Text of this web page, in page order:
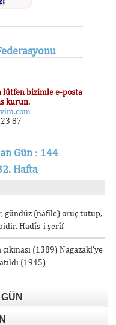
lütfen bizimle e-posta
kurun.
87
Gün : 144
Hafta
gündüz (nâfile) oruç tutup,
Hadîs-i şerîf
çıkması (1389) Nagazaki’ye
(1945)